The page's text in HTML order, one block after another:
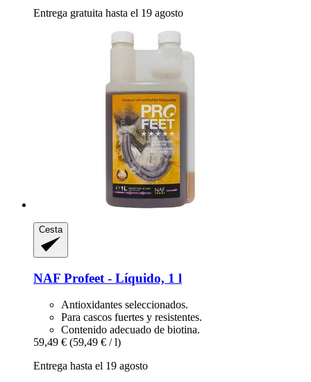
Entrega gratuita hasta el 19 agosto
Cesta
NAF Profeet -​ Líquido, 1 l
Antioxidantes seleccionados.
Para cascos fuertes y resistentes.
Contenido adecuado de biotina.
59,49 € (59,49 € / l)
Entrega hasta el 19 agosto